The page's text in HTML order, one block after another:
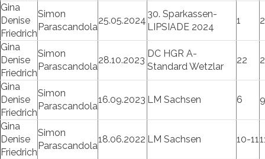
Gina
Denise
Friedrich
Simon
Parascandola
25.05.2024
30. Sparkassen-
LIPSIADE 2024
1 2
Gina
Denise
Friedrich
Simon
Parascandola
28.10.2023
DC HGR A-
Standard Wetzlar
22
Gina
Denise
Friedrich
Simon
Parascandola
16.09.2023 LM Sachsen 6 9
Gina
Denise
Friedrich
Simon
Parascandola
18.06.2022 LM Sachsen 10-11